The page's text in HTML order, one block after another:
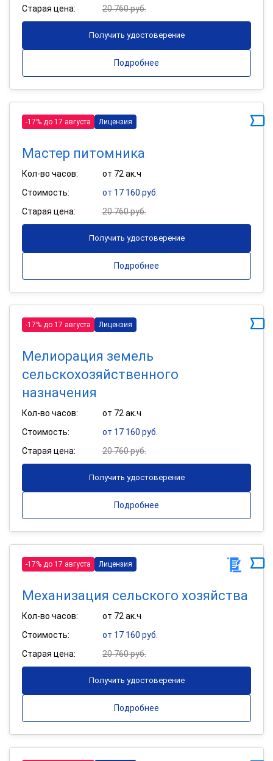
Старая цена:
20 760 руб.
Получить удостоверение
Подробнее
-17% до 17 августа Лицензия
Мастер питомника
Кол-во часов:
от 72 ак.ч
Стоимость:
от 17 160 руб.
Старая цена:
20 760 руб.
Получить удостоверение
Подробнее
-17% до 17 августа Лицензия
Мелиорация земель
сельскохозяйственного
назначения
Кол-во часов:
от 72 ак.ч
Стоимость:
от 17 160 руб.
Старая цена:
20 760 руб.
Получить удостоверение
Подробнее
-17% до 17 августа Лицензия
Механизация сельского хозяйства
Кол-во часов:
от 72 ак.ч
Стоимость:
от 17 160 руб.
Старая цена:
20 760 руб.
Получить удостоверение
Подробнее